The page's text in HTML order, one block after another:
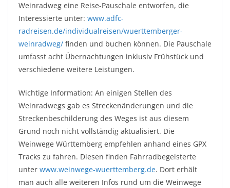
Weinradweg eine Reise-Pauschale entworfen, die
Interessierte unter: www.adfc-
radreisen.de/individualreisen/wuerttemberger-
weinradweg/ finden und buchen können. Die Pauschale
umfasst acht Übernachtungen inklusiv Frühstück und
verschiedene weitere Leistungen.
Wichtige Information: An einigen Stellen des
Weinradwegs gab es Streckenänderungen und die
Streckenbeschilderung des Weges ist aus diesem
Grund noch nicht vollständig aktualisiert. Die
Weinwege Württemberg empfehlen anhand eines GPX
Tracks zu fahren. Diesen finden Fahrradbegeisterte
unter www.weinwege-wuerttemberg.de. Dort erhält
man auch alle weiteren Infos rund um die Weinwege